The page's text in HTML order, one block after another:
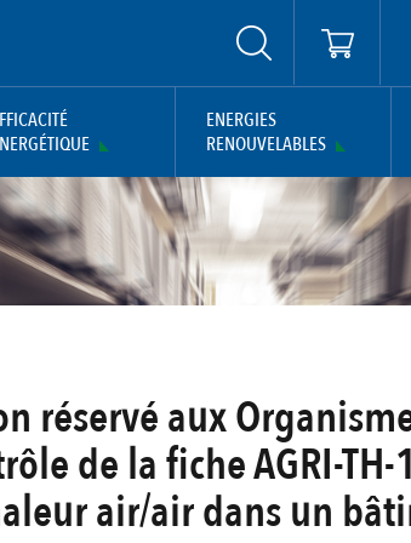
ENERGIES
RENOUVELABLES
réservé aux
de la fiche AGRI-
air/air dans un